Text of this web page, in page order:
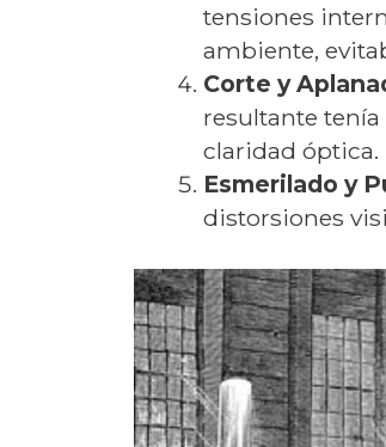
tensiones
ambiente,
Corte y
resultante
claridad óptica.
Esmerilado y
distorsiones